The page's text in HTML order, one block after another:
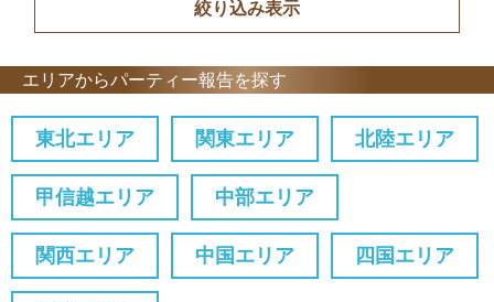
エリアからパーティー報告を探す
東北エリア 関東エリア 北陸エリア
甲信越エリア 中部エリア
関西エリア 中国エリア 四国エリア